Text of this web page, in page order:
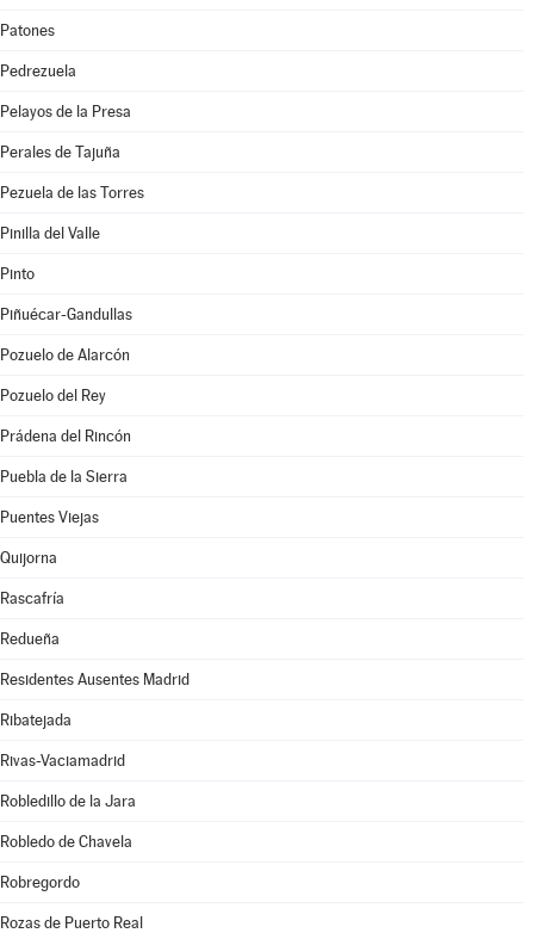
Patones
Pedrezuela
Pelayos de la Presa
Perales de Tajuña
Pezuela de las Torres
Pinilla del Valle
Pinto
Piñuécar-Gandullas
Pozuelo de Alarcón
Pozuelo del Rey
Prádena del Rincón
Puebla de la Sierra
Puentes Viejas
Quijorna
Rascafría
Redueña
Residentes Ausentes Madrid
Ribatejada
Rivas-Vaciamadrid
Robledillo de la Jara
Robledo de Chavela
Robregordo
Rozas de Puerto Real